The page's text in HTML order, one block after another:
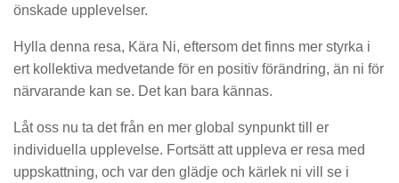
önskade upplevelser.
Hylla denna resa, Kära Ni, eftersom det finns mer styrka i
ert kollektiva medvetande för en positiv förändring, än ni för
närvarande kan se. Det kan bara kännas.
Låt oss nu ta det från en mer global synpunkt till er
individuella upplevelse. Fortsätt att uppleva er resa med
uppskattning, och var den glädje och kärlek ni vill se i